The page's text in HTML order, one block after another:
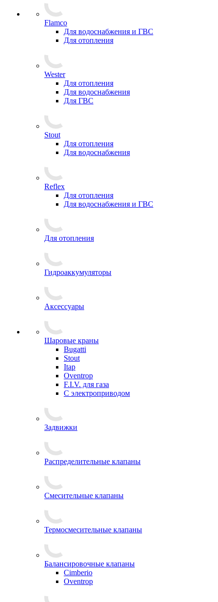
Flamco
Для водоснабжения и ГВС
Для отопления
Wester
Для отопления
Для водоснабжения
Для ГВС
Stout
Для отопления
Для водоснабжения
Reflex
Для отопления
Для водоснабжения и ГВС
Для отопления
Гидроаккумуляторы
Аксессуары
Шаровые краны
Bugatti
Stout
Itap
Oventrop
F.I.V. для газа
С электроприводом
Задвижки
Распределительные клапаны
Cмесительные клапаны
Термосмесительные клапаны
Балансировочные клапаны
Cimberio
Oventrop